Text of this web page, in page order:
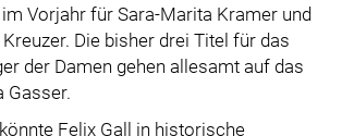
Vorjahr für Sara-Marita Kramer und
Die bisher drei Titel für das
der Damen gehen allesamt auf das
Gasser.
Felix Gall in historische